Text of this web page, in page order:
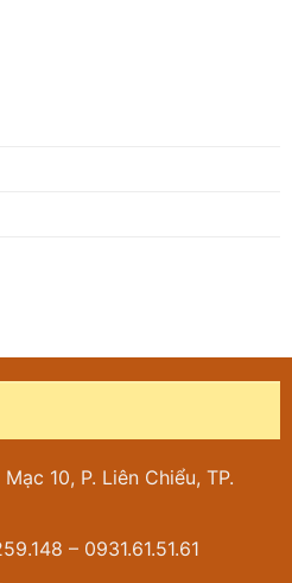
10, P. Liên Chiểu, TP.
– 0931.61.51.61